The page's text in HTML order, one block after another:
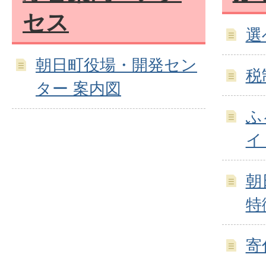
セス
朝日町役場・開発セン
ター 案内図
税
ふ
朝
特
寄